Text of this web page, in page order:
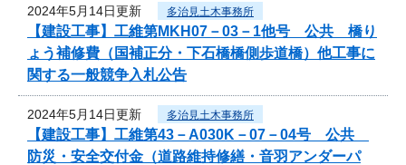
2024年5月14日更新 多治見土木事務所
【建設工事】工維第MKH07－03－1他号 公共 橋り
ょう補修費（国補正分・下石橋橋側歩道橋）他工事に
関する一般競争入札公告
2024年5月14日更新 多治見土木事務所
【建設工事】工維第43－A030K－07－04号 公共
防災・安全交付金（道路維持修繕・音羽アンダーパ